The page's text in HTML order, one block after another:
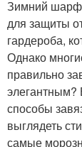
Зимний шарф
для защиты
гардероба,
Однако
правильно
элегантным?
способы
выглядеть
самые